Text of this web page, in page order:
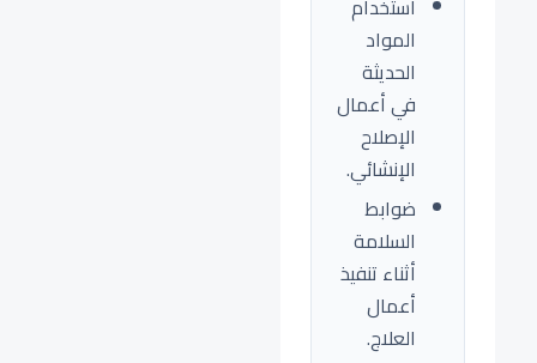
استخدام
المواد
الحديثة
في أعمال
الإصلاح
الإنشائي.
ضوابط
السلامة
أثناء تنفيذ
أعمال
العلاج.